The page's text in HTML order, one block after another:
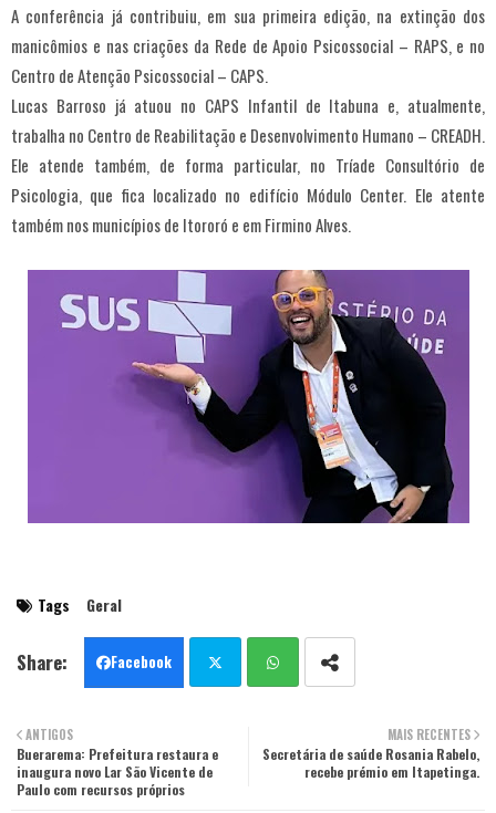
A conferência já contribuiu, em sua primeira edição, na extinção dos
manicômios e nas criações da Rede de Apoio Psicossocial – RAPS, e no
Centro de Atenção Psicossocial – CAPS.
Lucas Barroso já atuou no CAPS Infantil de Itabuna e, atualmente,
trabalha no Centro de Reabilitação e Desenvolvimento Humano – CREADH.
Ele atende também, de forma particular, no Tríade Consultório de
Psicologia, que fica localizado no edifício Módulo Center. Ele atente
também nos municípios de Itororó e em Firmino Alves.
Tags Geral
Facebook
ter tsa
MAIS RECENTES
Secretária de saúde Rosania Rabelo,
recebe prémio em Itapetinga.
ANTIGOS
Buerarema: Prefeitura restaura e
inaugura novo Lar São Vicente de
Paulo com recursos próprios